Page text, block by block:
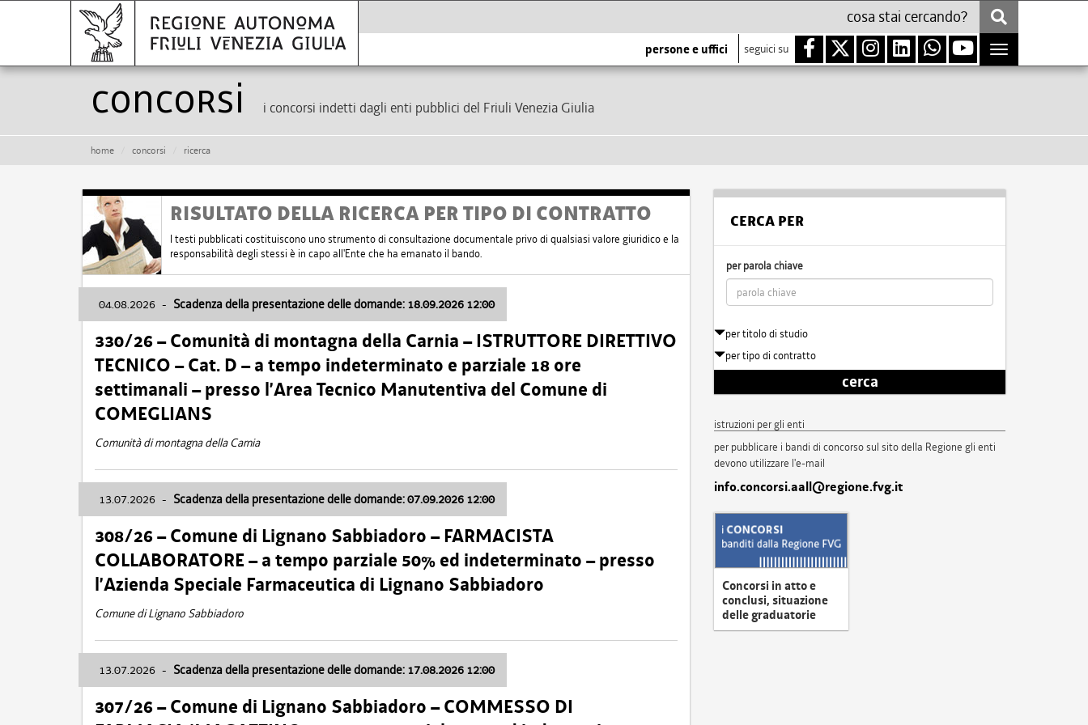
persone e uffici seguici su
Toggle
navigation
Concorsi i concorsi indetti dagli enti pubblici del Friuli Venezia Giulia
home concorsi ricerca
RISULTATO DELLA RICERCA PER TIPO DI CONTRATTO
I testi pubblicati costituiscono uno strumento di consultazione documentale privo di qualsiasi valore giuridico e la
responsabilità degli stessi è in capo all'Ente che ha emanato il bando.
04.08.2026 - Scadenza della presentazione delle domande: 18.09.2026 12:00
330/26 – Comunità di montagna della Carnia – ISTRUTTORE DIRETTIVO
TECNICO – Cat. D – a tempo indeterminato e parziale 18 ore
settimanali – presso l’Area Tecnico Manutentiva del Comune di
COMEGLIANS
Comunità di montagna della Carnia
13.07.2026 - Scadenza della presentazione delle domande: 07.09.2026 12:00
308/26 – Comune di Lignano Sabbiadoro – FARMACISTA
COLLABORATORE – a tempo parziale 50% ed indeterminato – presso
l’Azienda Speciale Farmaceutica di Lignano Sabbiadoro
Comune di Lignano Sabbiadoro
13.07.2026 - Scadenza della presentazione delle domande: 17.08.2026 12:00
307/26 – Comune di Lignano Sabbiadoro – COMMESSO DI
CERCA PER
per parola chiave
per titolo di studio
per tipo di contratto
cerca
istruzioni per gli enti
per pubblicare i bandi di concorso sul sito della Regione gli enti
devono utilizzare l'e-mail
info.concorsi.aall@regione.fvg.it
Concorsi in atto e
conclusi, situazione
delle graduatorie